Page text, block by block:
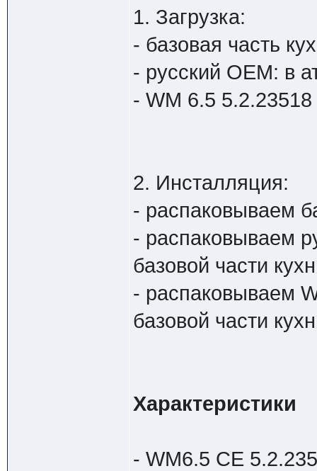
1. Загрузка:
- базовая часть
- русский OEM: в
- WM 6.5
2. Инсталляция:
- распаковываем
- распаковываем
базовой части
- распаковываем
базовой части
Характеристики
- WM6.5 CE